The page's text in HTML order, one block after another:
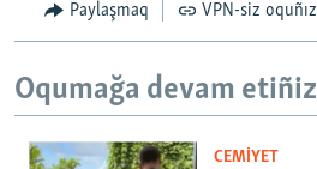
Paylaşmaq VPN-siz oquñız
Oqumağa devam etiñiz
CEMİYET